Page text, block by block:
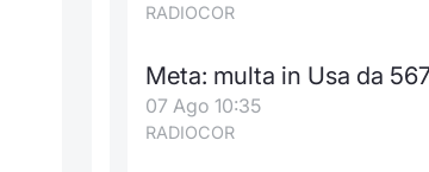
RADIOCOR
Meta: multa in Usa da
07 Ago 10:35
RADIOCOR